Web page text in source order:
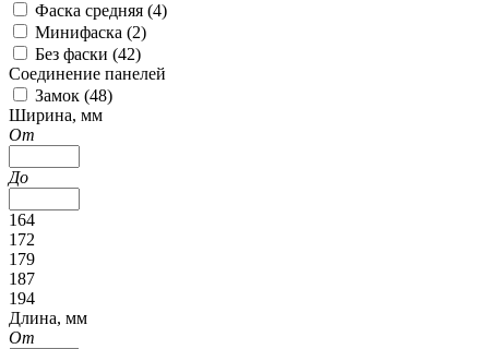
Фаска средняя (4)
Минифаска (2)
Без фаски (42)
Соединение панелей
Замок (48)
Ширина, мм
От
До
164
172
179
187
194
Длина, мм
От